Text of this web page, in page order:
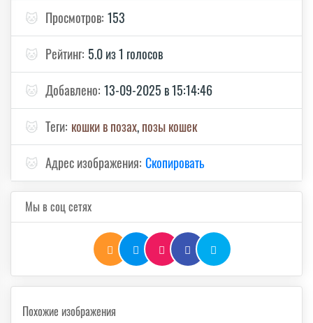
🐱 Просмотров: 153
🐱 Рейтинг: 5.0 из 1 голосов
🐱 Добавлено: 13-09-2025 в 15:14:46
🐱 Теги: кошки в позах,позы кошек
🐱 Адрес изображения: Скопировать
Мы в соц сетях
Похожие изображения